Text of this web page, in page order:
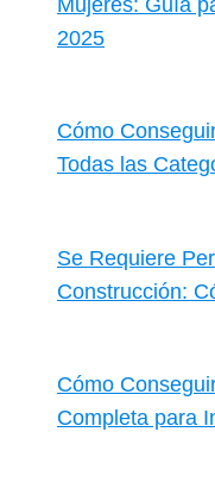
2025
Cómo
Todas las
Se Requiere
Construcción:
Cómo
Completa para